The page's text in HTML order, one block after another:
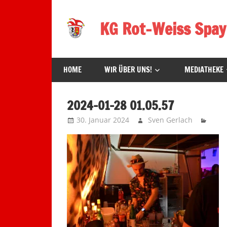
Inhalt
springen
KG Rot-Weiss
in
Spay!
HOME WIR ÜBER UNS! MEDIATHEKE
2024-01-28 01.05.57
30. Januar 2024 Sven Gerlach